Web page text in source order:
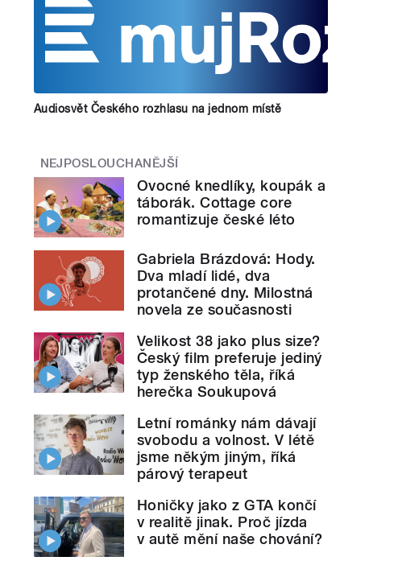
Audiosvět Českého rozhlasu na jednom místě
NEJPOSLOUCHANĚJŠÍ
Ovocné knedlíky, koupák a
táborák. Cottage core
romantizuje české léto
Gabriela Brázdová: Hody.
Dva mladí lidé, dva
protančené dny. Milostná
novela ze současnosti
Velikost 38 jako plus size?
Český film preferuje jediný
typ ženského těla, říká
herečka Soukupová
Letní románky nám dávají
svobodu a volnost. V létě
jsme někým jiným, říká
párový terapeut
Honičky jako z GTA končí
v realitě jinak. Proč jízda
v autě mění naše chování?